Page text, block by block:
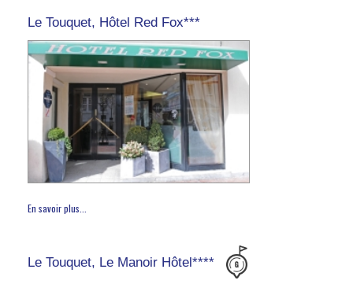
Le Touquet, Hôtel Red Fox***
En savoir plus...
Le Touquet, Le Manoir Hôtel****